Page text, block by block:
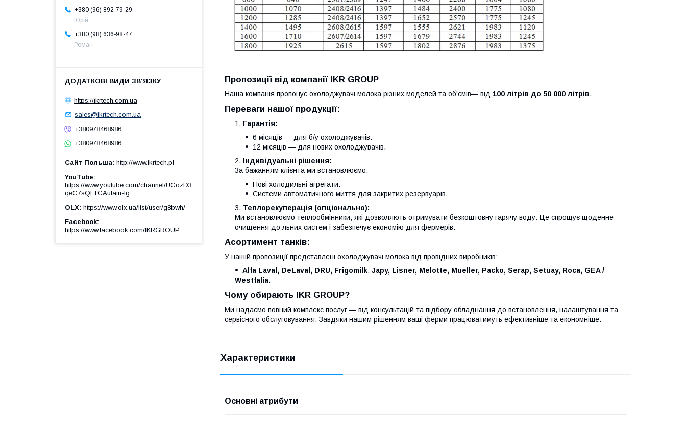
Пропозиції від компанії IKR GROUP
Наша компанія пропонує охолоджувачі молока різних моделей та об'ємів— від 100 літрів до 50 000 літрів.
Переваги нашої продукції:
Гарантія:
6 місяців — для б/у охолоджувачів.
12 місяців — для нових охолоджувачів.
Індивідуальні рішення:
За бажанням клієнта ми встановлюємо:
Нові холодильні агрегати.
Системи автоматичного миття для закритих резервуарів.
Теплорекуперація (опціонально):
Ми встановлюємо теплообмінники, які дозволяють отримувати безкоштовну гарячу воду. Це спрощує щоденне
очищення доїльних систем і забезпечує економію для фермерів.
Асортимент танків:
У нашій пропозиції представлені охолоджувачі молока від провідних виробників:
Alfa Laval, DeLaval, DRU, Frigomilk, Japy, Lisner, Melotte, Mueller, Packo, Serap, Setuay, Roca, GEA /
Westfalia.
Чому обирають IKR GROUP?
Ми надаємо повний комплекс послуг — від консультацій та підбору обладнання до встановлення, налаштування та
сервісного обслуговування. Завдяки нашим рішенням ваші ферми працюватимуть ефективніше та економніше.
Характеристики
Основні атрибути
+380 (96) 892-79-29
Юрій
+380 (98) 636-98-47
Роман
https://ikrtech.com.ua
sales@ikrtech.com.ua
+380978468986
+380978468986
Сайт Польша http://www.ikrtech.pl
YouTube
https://www.youtube.com/channel/UCozD3
qeC7sQLTCAulain-Ig
OLX https://www.olx.ua/list/user/g8bwh/
Facebook
https://www.facebook.com/IKRGROUP